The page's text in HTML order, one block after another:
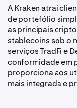
A Kraken atrai
de portefólio
as principais
stablecoins sob o
serviços TradFi e
conformidade em
proporciona aos
mais integrada e